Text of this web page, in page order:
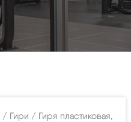
/ Гири / Гиря пластиковая,